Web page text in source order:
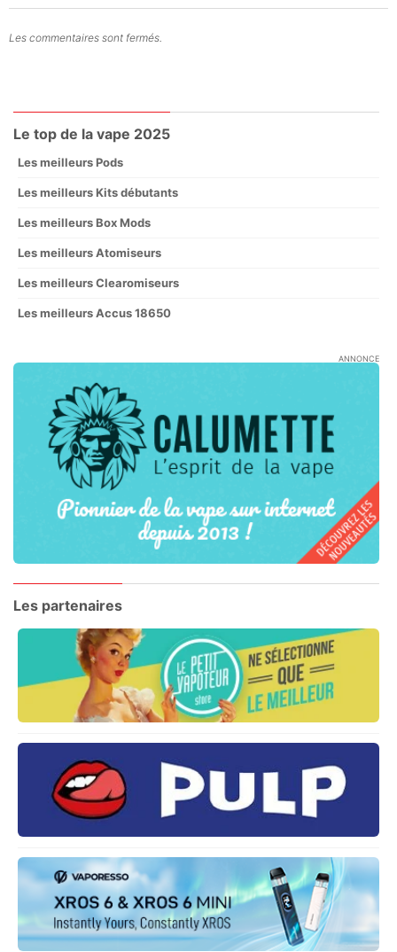
Les commentaires sont fermés.
Le top de la vape 2025
Les meilleurs Pods
Les meilleurs Kits débutants
Les meilleurs Box Mods
Les meilleurs Atomiseurs
Les meilleurs Clearomiseurs
Les meilleurs Accus 18650
ANNONCE
Les partenaires